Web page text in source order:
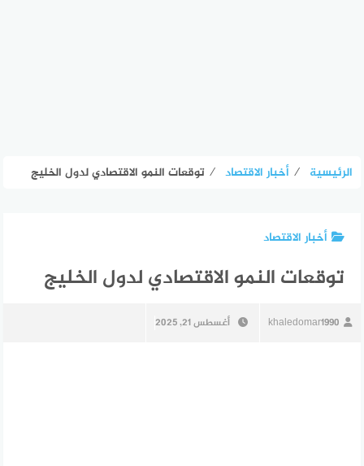
الرئيسية ⁄ أخبار الاقتصاد ⁄ توقعات النمو الاقتصادي لدول الخليج
أخبار الاقتصاد
توقعات النمو الاقتصادي لدول الخليج
khaledomar1990 أغسطس 21, 2025